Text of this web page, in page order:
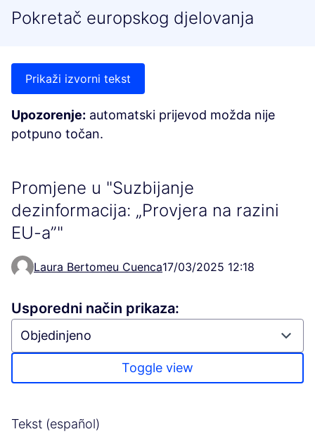
Pokretač europskog djelovanja
Prikaži izvorni tekst
Upozorenje: automatski prijevod možda nije
potpuno točan.
Promjene u "Suzbijanje
dezinformacija: „Provjera na razini
EU-a”"
Laura Bertomeu Cuenca17/03/2025 12:18
Usporedni način prikaza:
Toggle view
Tekst (español)